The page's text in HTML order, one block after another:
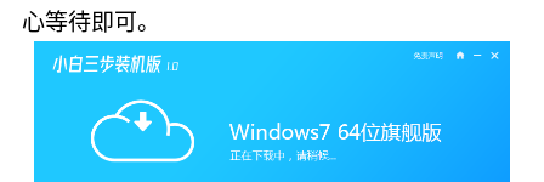
心等待即可。